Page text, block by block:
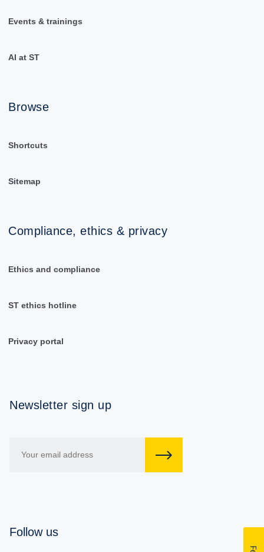
Events & trainings
AI at ST
Browse
Shortcuts
Sitemap
Compliance, ethics & privacy
Ethics and compliance
ST ethics hotline
Privacy portal
Newsletter sign up
Follow us